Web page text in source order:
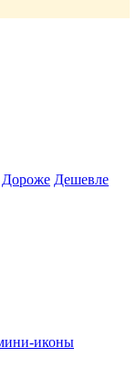
Дороже Дешевле